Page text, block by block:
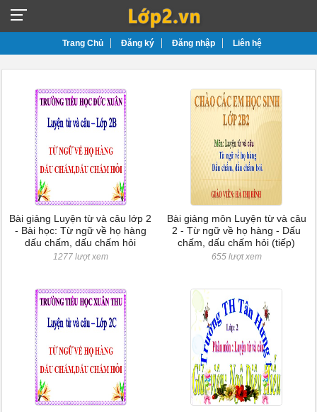
Trang Chủ Đăng ký Đăng nhập Liên hệ
Bài giảng Luyện từ và câu lớp 2
- Bài học: Từ ngữ về họ hàng
dấu chấm, dấu chấm hỏi
1277 lượt xem
Bài giảng môn Luyện từ và câu
2 - Từ ngữ về họ hàng - Dấu
chấm, dấu chấm hỏi (tiếp)
655 lượt xem